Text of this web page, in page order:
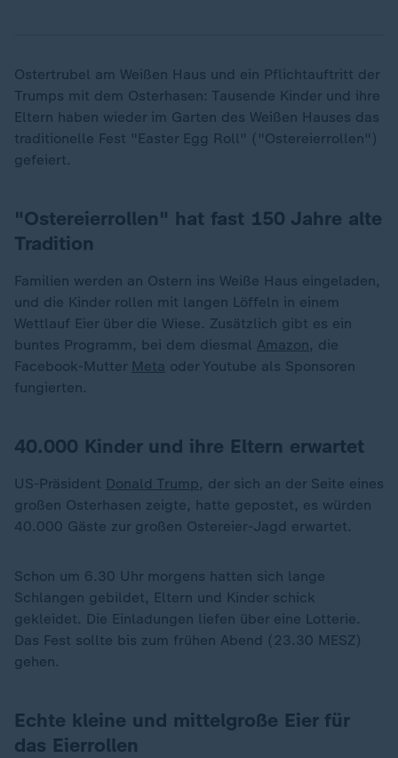
Ostertrubel am Weißen Haus und ein Pflichtauftritt der
Trumps mit dem Osterhasen: Tausende Kinder und ihre
Eltern haben wieder im Garten des Weißen Hauses das
traditionelle Fest "Easter Egg Roll" ("Ostereierrollen")
gefeiert.
"Ostereierrollen" hat fast 150 Jahre alte
Tradition
Familien werden an Ostern ins Weiße Haus eingeladen,
und die Kinder rollen mit langen Löffeln in einem
Wettlauf Eier über die Wiese. Zusätzlich gibt es ein
buntes Programm, bei dem diesmal Amazon, die
Facebook-Mutter Meta oder Youtube als Sponsoren
fungierten.
40.000 Kinder und ihre Eltern erwartet
US-Präsident Donald Trump, der sich an der Seite eines
großen Osterhasen zeigte, hatte gepostet, es würden
40.000 Gäste zur großen Ostereier-Jagd erwartet.
Schon um 6.30 Uhr morgens hatten sich lange
Schlangen gebildet, Eltern und Kinder schick
gekleidet. Die Einladungen liefen über eine Lotterie.
Das Fest sollte bis zum frühen Abend (23.30 MESZ)
gehen.
Echte kleine und mittelgroße Eier für
das Eierrollen